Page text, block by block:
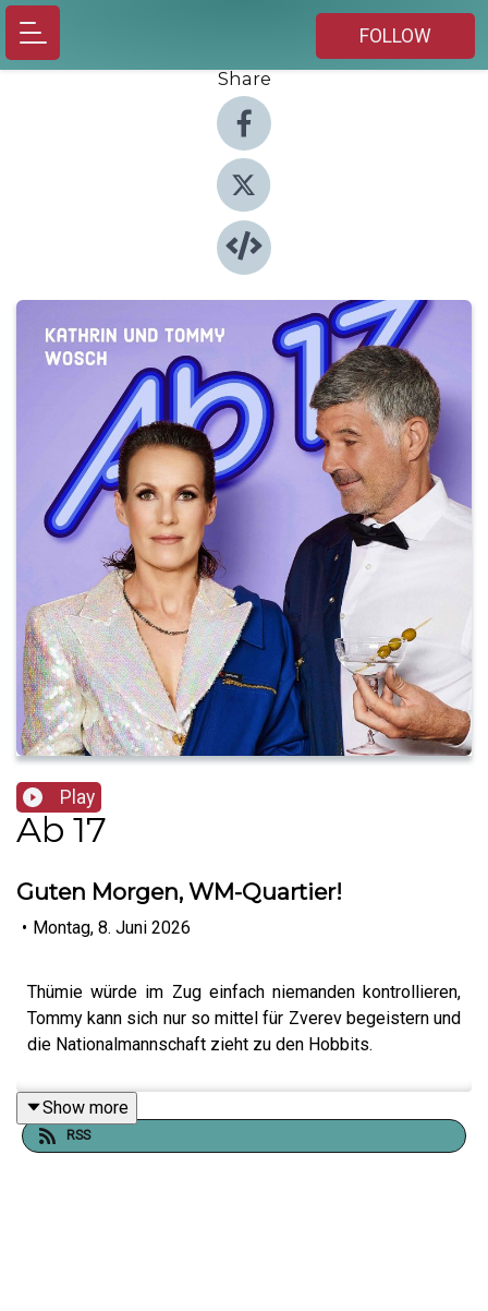
FOLLOW
Share
Play
Ab 17
Guten Morgen, WM-Quartier!
• Montag, 8. Juni 2026
Thümie würde im Zug einfach niemanden kontrollieren,
Tommy kann sich nur so mittel für Zverev begeistern und
die Nationalmannschaft zieht zu den Hobbits.
Show more
RSS